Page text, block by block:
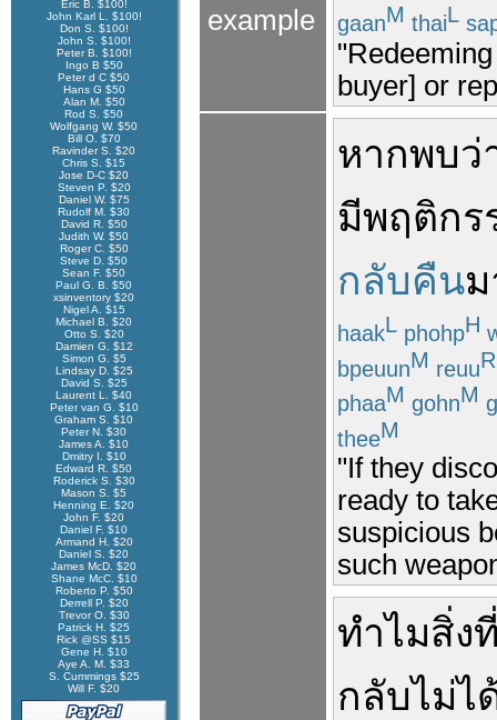
Eric B. $100!
John Karl L. $100!
Don S. $100!
John S. $100!
Peter B. $100!
Ingo B $50
Peter d C $50
Hans G $50
Alan M. $50
Rod S. $50
Wolfgang W. $50
Bill O. $70
Ravinder S. $20
Chris S. $15
Jose D-C $20
Steven P. $20
Daniel W. $75
Rudolf M. $30
David R. $50
Judith W. $50
Roger C. $50
Steve D. $50
Sean F. $50
Paul G. B. $50
xsinventory $20
Nigel A. $15
Michael B. $20
Otto S. $20
Damien G. $12
Simon G. $5
Lindsay D. $25
David S. $25
Laurent L. $40
Peter van G. $10
Graham S. $10
Peter N. $30
James A. $10
Dmitry I. $10
Edward R. $50
Roderick S. $30
Mason S. $5
Henning E. $20
John F. $20
Daniel F. $10
Armand H. $20
Daniel S. $20
James McD. $20
Shane McC. $10
Roberto P. $50
Derrell P. $20
Trevor O. $30
Patrick H. $25
Rick @SS $15
Gene H. $10
Aye A. M. $33
S. Cummings $25
Will F. $20
example gaanM thaiL
buyer] or
หากพบว่
มีพฤติกร
กลับคืน
haakL phohpH
bpeuunM reuuR
phaaM gohnM
theeM
"If they
ready to
suspicious
such
ทำไมสิ่ง
กลับไม่ไ